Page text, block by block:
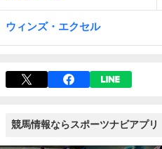
ウィンズ・エクセル
競馬情報ならスポーツナビアプリ